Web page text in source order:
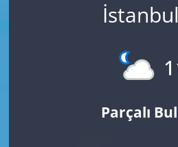
İstanbul
Parçalı